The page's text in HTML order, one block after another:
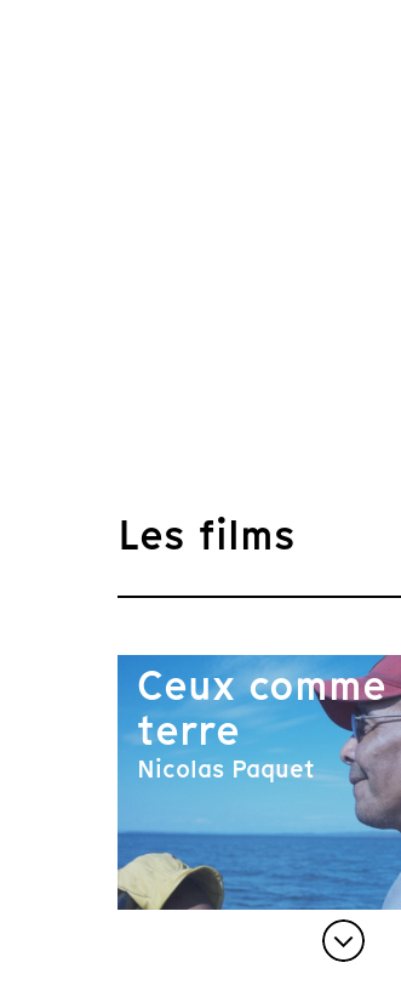
Les films
Ceux
terre
Nicolas Paquet